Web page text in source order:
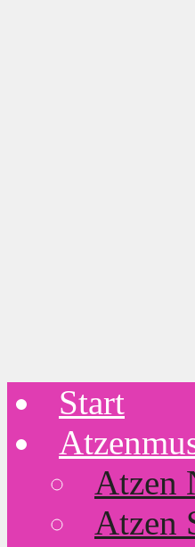
Start
Atzen
Atzen